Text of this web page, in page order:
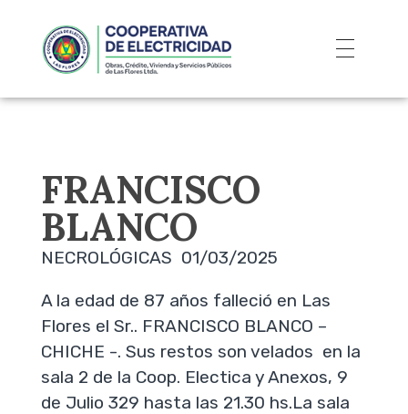
FRANCISCO
BLANCO
NECROLÓGICAS 01/03/2025
A la edad de 87 años falleció en Las
Flores el Sr.. FRANCISCO BLANCO –
CHICHE -. Sus restos son velados en la
sala 2 de la Coop. Electica y Anexos, 9
de Julio 329 hasta las 21.30 hs.La sala